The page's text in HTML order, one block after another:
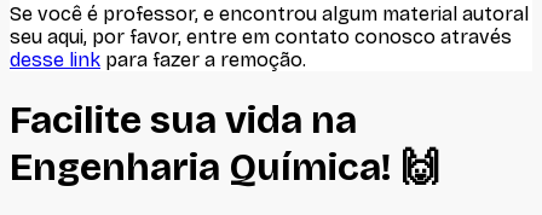
Se você é professor, e encontrou algum material autoral
seu aqui, por favor, entre em contato conosco através
desse link para fazer a remoção.
Facilite sua vida na
Engenharia Química! 🙌